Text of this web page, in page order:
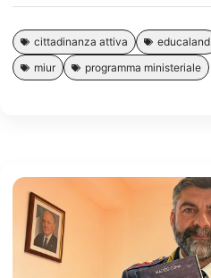
cittadinanza attiva educaland
miur
programma ministeriale